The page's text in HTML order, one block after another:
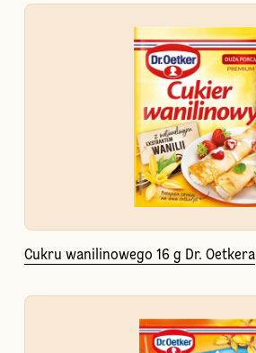
Cukru wanilinowego 16 g Dr. Oetkera